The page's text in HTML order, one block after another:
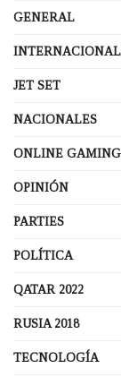
GENERAL
JET SET
NACIONALES
ONLINE GAMING
OPINIÓN
PARTIES
POLÍTICA
QATAR 2022
RUSIA 2018
TECNOLOGÍA